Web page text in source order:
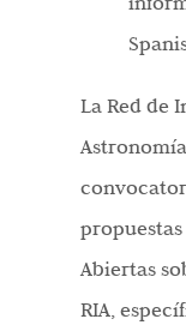
La Red de
Abiertas
RIA,